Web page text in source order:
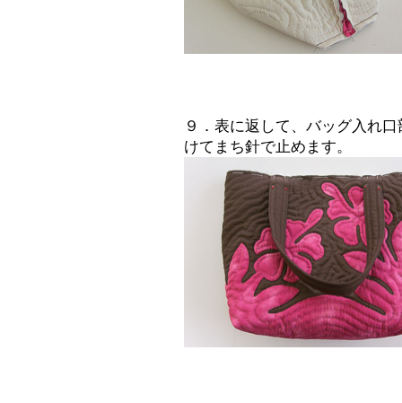
９．表に返して、バッグ入れ
けてまち針で止めます。